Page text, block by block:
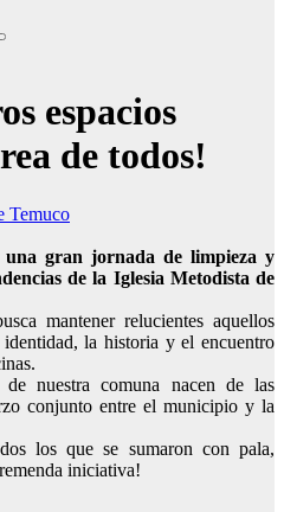
espacios
de todos!
Temuco
una gran jornada de limpieza y
de la Iglesia Metodista de
mantener relucientes aquellos
la historia y el encuentro
de nuestra comuna nacen de las
conjunto entre el municipio y la
los que se sumaron con pala,
iniciativa!